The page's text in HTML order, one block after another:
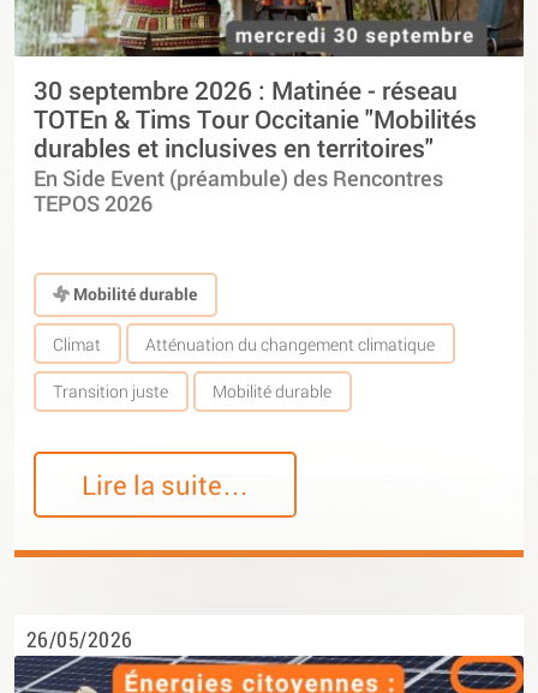
30 septembre 2026 : Matinée - réseau
TOTEn & Tims Tour Occitanie "Mobilités
durables et inclusives en territoires"
En Side Event (préambule) des Rencontres
TEPOS 2026
Mobilité durable
Climat Atténuation du changement climatique
Transition juste Mobilité durable
Lire la suite…
26/05/2026